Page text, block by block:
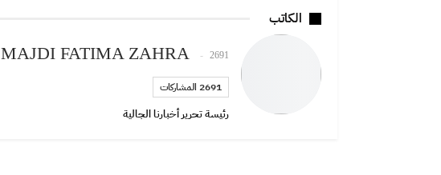
الكاتب
MAJDI FATIMA ZAHRA 2691 المشاركات
2691 المشاركات
رئيسة تحرير أخبارنا الجالية